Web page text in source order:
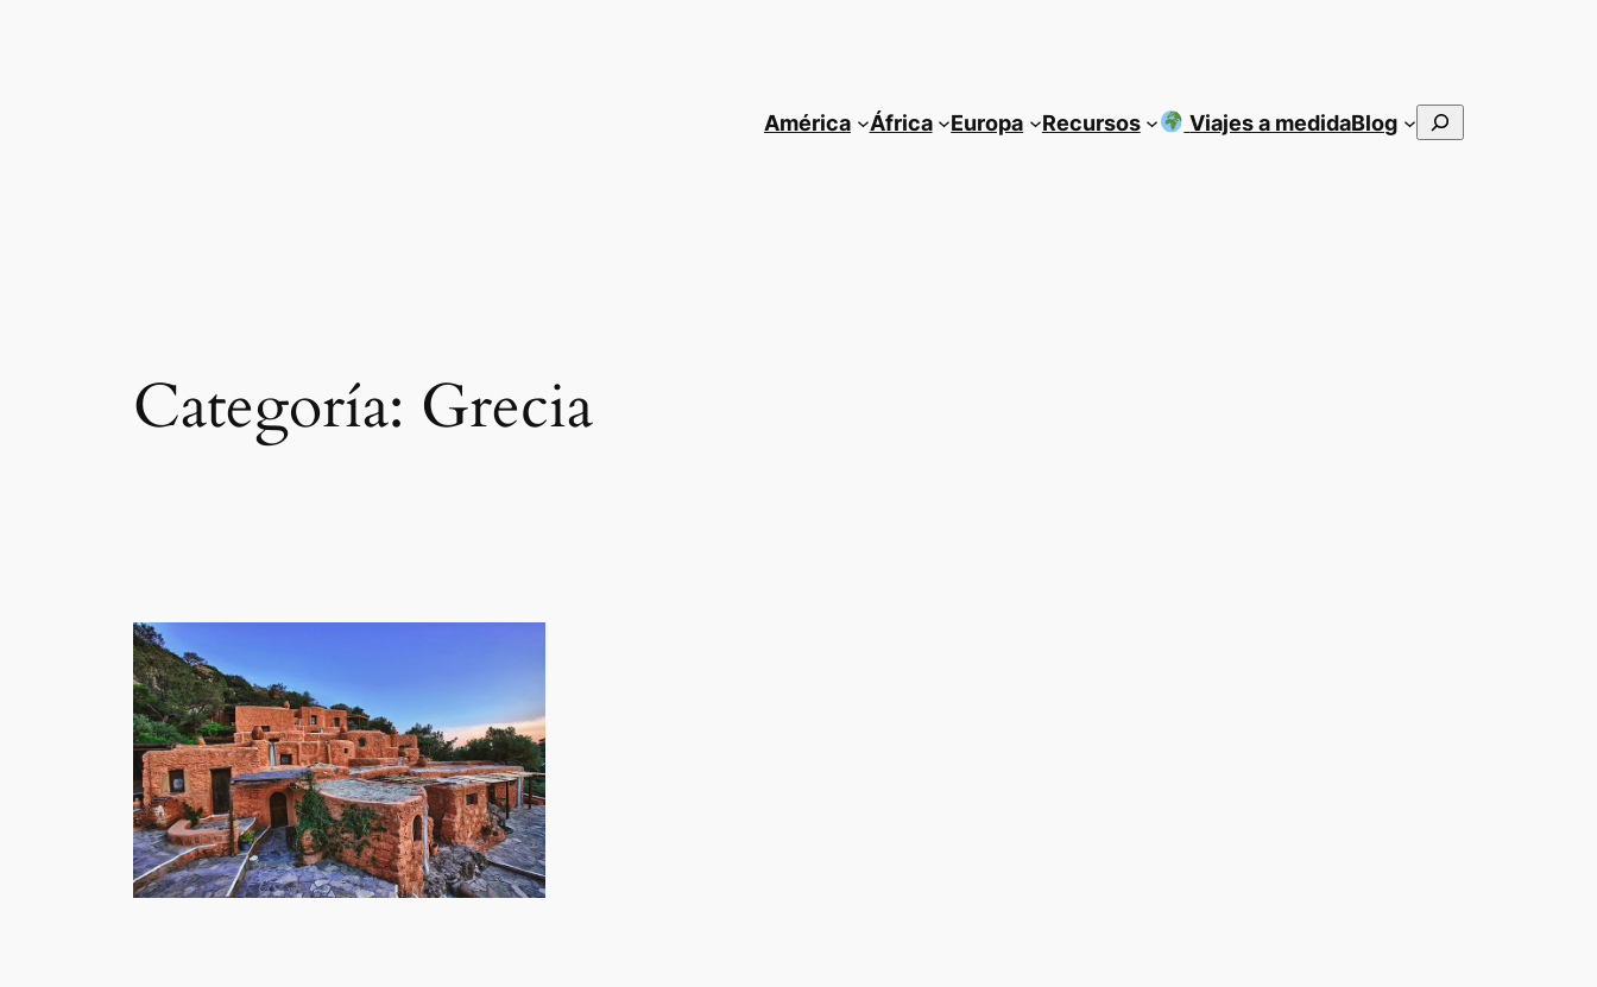
América África Europa Recursos Viajes a medidaBlog Buscar
Categoría: Grecia